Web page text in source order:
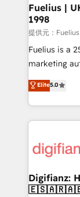
framework,
HubSpot
can support
other ones listed
HubSpot
is there for you to: - Grow revenue,
business more
more people - Get the most out of your HubSpot
investment
Fuelius |
1998
提供元：
Fuelius is a
marketing
enable mid-
maximise
growth. We modernise platforms, streamline
operations
supercharge
Sales
Elite5.0
Digifianz: